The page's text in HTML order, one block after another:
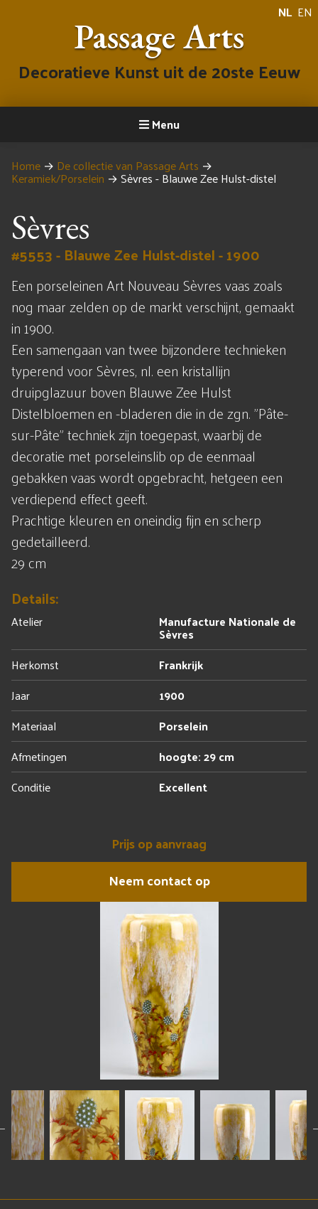
NL EN
Passage Arts
Decoratieve Kunst uit de 20ste Eeuw
Menu
Home → De collectie van Passage Arts →
Keramiek/Porselein →Sèvres - Blauwe Zee Hulst-distel
Sèvres
#5553 - Blauwe Zee Hulst-distel - 1900
Een porseleinen Art Nouveau Sèvres vaas zoals
nog maar zelden op de markt verschijnt, gemaakt
in 1900.
Een samengaan van twee bijzondere technieken
typerend voor Sèvres, nl. een kristallijn
druipglazuur boven Blauwe Zee Hulst
Distelbloemen en -bladeren die in de zgn. "Pâte-
sur-Pâte" techniek zijn toegepast, waarbij de
decoratie met porseleinslib op de eenmaal
gebakken vaas wordt opgebracht, hetgeen een
verdiepend effect geeft.
Prachtige kleuren en oneindig fijn en scherp
gedetailleerd.
29 cm
Details:
Atelier Manufacture Nationale de
Sèvres
Herkomst
Frankrijk
Jaar
1900
Materiaal
Porselein
Afmetingen
hoogte: 29 cm
Conditie
Excellent
Prijs op aanvraag
Neem contact op